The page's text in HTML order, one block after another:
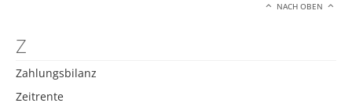
NACH OBEN
Z
Zahlungsbilanz
Zeitrente